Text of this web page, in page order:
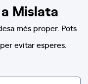
Mislata
més proper. Pots
evitar esperes.